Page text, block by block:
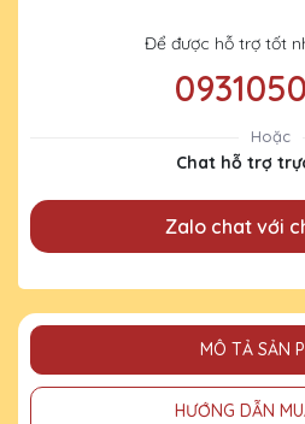
Để được hỗ trợ tốt
Hoặc
Chat hỗ trợ
Zalo chat với
MÔ TẢ SẢN
HƯỚNG DẪN